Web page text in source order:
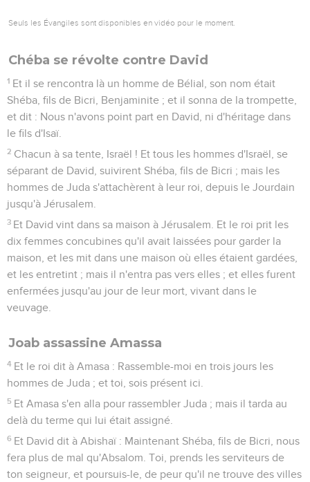
Seuls les Évangiles sont disponibles en vidéo pour le moment.
Chéba se révolte contre David
1 Et il se rencontra là un homme de Bélial, son nom était
Shéba, fils de Bicri, Benjaminite ; et il sonna de la trompette,
et dit : Nous n'avons point part en David, ni d'héritage dans
le fils d'Isaï.
2 Chacun à sa tente, Israël ! Et tous les hommes d'Israël, se
séparant de David, suivirent Shéba, fils de Bicri ; mais les
hommes de Juda s'attachèrent à leur roi, depuis le Jourdain
jusqu'à Jérusalem.
3 Et David vint dans sa maison à Jérusalem. Et le roi prit les
dix femmes concubines qu'il avait laissées pour garder la
maison, et les mit dans une maison où elles étaient gardées,
et les entretint ; mais il n'entra pas vers elles ; et elles furent
enfermées jusqu'au jour de leur mort, vivant dans le
veuvage.
Joab assassine Amassa
4 Et le roi dit à Amasa : Rassemble-moi en trois jours les
hommes de Juda ; et toi, sois présent ici.
5 Et Amasa s'en alla pour rassembler Juda ; mais il tarda au
delà du terme qui lui était assigné.
6 Et David dit à Abishaï : Maintenant Shéba, fils de Bicri, nous
fera plus de mal qu'Absalom. Toi, prends les serviteurs de
ton seigneur, et poursuis-le, de peur qu'il ne trouve des villes